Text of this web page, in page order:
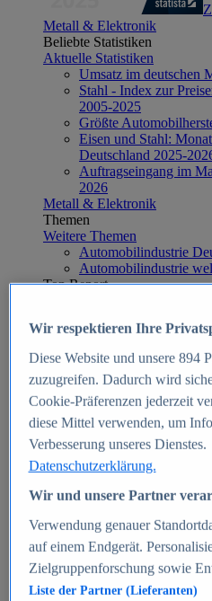
Metall & Elektronik
Beliebte Statistiken
Aktuelle Statistiken
Umsatz im deutschen
Stahl - Index zur
2005-2025
Größte
Eisen und Stahl:
Deutschland 2025-
Auftragseingang im
2026
Metall & Elektronik
Themen
Weitere Themen
Automobilindustrie
Automobilindustrie
Top Report
E-commerce
Beliebte Statistiken
Aktuelle Statistiken
E-Commerce -
Deutschland 1999-2025
Umsatz von Amazon
2010-2025
B2C-E-Commerce:
Deutschland 2024
Marktanteile von
Deutschland 2024
Umsatzstarke
Deutschland 2023-2025
Wir respektieren Ihre
Diese Website und unsere 894
zuzugreifen. Dadurch wird
Cookie-Präferenzen jederzeit
diese Mittel verwenden, um
Verbesserung unseres Dienstes.
Datenschutzerklärung.
Wir und unsere Partner
Verwendung genauer
auf einem Endgerät.
Zielgruppenforschung sowie
Liste der Partner (Lieferanten)